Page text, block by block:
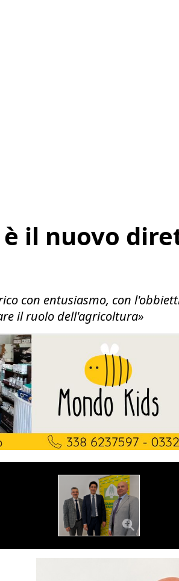
il nuovo
con entusiasmo, con
il ruolo dell'agricoltura»